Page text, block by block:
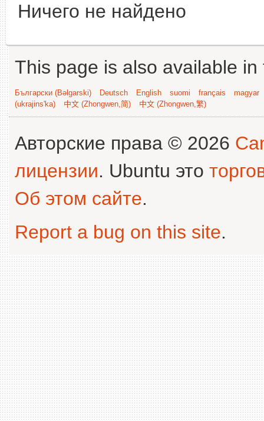
Ничего не найдено
This page is also available
Български (Bəlgarski) Deutsch English suomi français
magyar
(ukrajins'ka)
中文 (Zhongwen,简) 中文 (Zhongwen,繁)
Авторские права © 2026
лицензии. Ubuntu это
Об этом сайте.
Report a bug on this site.